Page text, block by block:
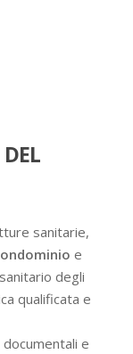
sanitarie,
e
degli
qualificata e
e